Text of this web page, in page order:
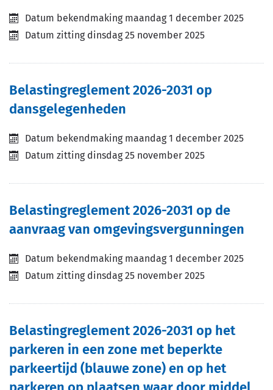
Datum bekendmakingmaandag 1 december 2025
Datum zittingdinsdag 25 november 2025
Belastingreglement 2026-2031 op
dansgelegenheden
Datum bekendmakingmaandag 1 december 2025
Datum zittingdinsdag 25 november 2025
Belastingreglement 2026-2031 op de
aanvraag van omgevingsvergunningen
Datum bekendmakingmaandag 1 december 2025
Datum zittingdinsdag 25 november 2025
Belastingreglement 2026-2031 op het
parkeren in een zone met beperkte
parkeertijd (blauwe zone) en op het